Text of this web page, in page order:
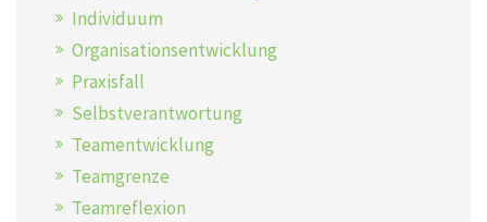
Individuum
Organisationsentwicklung
Praxisfall
Selbstverantwortung
Teamentwicklung
Teamgrenze
Teamreflexion